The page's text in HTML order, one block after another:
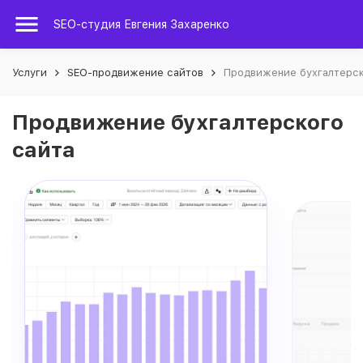
SEO-студия Евгения Захаренко
Услуги SEO-продвижение сайтов Продвижение
Продвижение бухгалтерского
сайта